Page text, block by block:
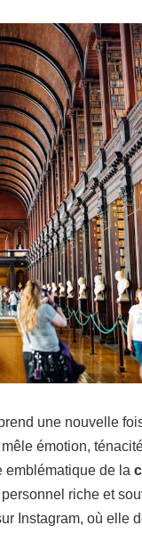
une nouvelle
émotion,
emblématique de la
riche et
Instagram, où elle